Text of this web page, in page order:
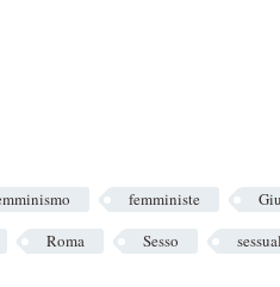
femministe
Roma Sesso